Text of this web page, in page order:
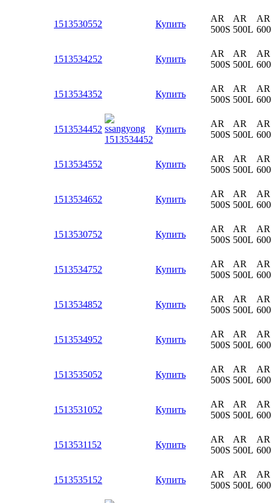
1513530552 Купить
AR
500S
AR
500L
AR
1513534252 Купить
AR
500S
AR
500L
AR
1513534352 Купить
AR
500S
AR
500L
AR
1513534452 Купить
AR
500S
AR
500L
AR
1513534552 Купить
AR
500S
AR
500L
AR
1513534652 Купить
AR
500S
AR
500L
AR
1513530752 Купить
AR
500S
AR
500L
AR
1513534752 Купить
AR
500S
AR
500L
AR
1513534852 Купить
AR
500S
AR
500L
AR
1513534952 Купить
AR
500S
AR
500L
AR
1513535052 Купить
AR
500S
AR
500L
AR
1513531052 Купить
AR
500S
AR
500L
AR
1513531152 Купить
AR
500S
AR
500L
AR
1513535152 Купить
AR
500S
AR
500L
AR